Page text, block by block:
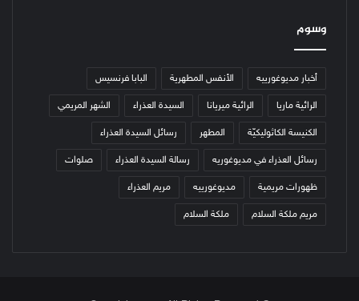
وسوم
أخبار مديوغورييه الأنفس المطهرية البابا فرنسيس
الرائية ماريا الرائية ميريانا السيدة العذراء الشهر المريمي
الكنيسة الكاثوليكيّة المطهر رسائل السيدة العذراء
رسائل العذراء في مديوغوريه رسالة السيدة العذراء صلوات
ظهورات مريمية مديوغورييه مريم العذراء
مريم ملكة السلام ملكة السلام